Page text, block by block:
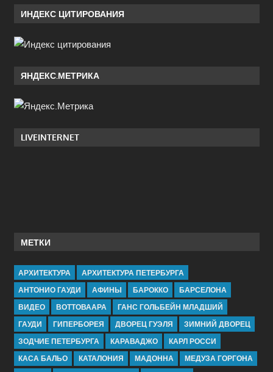
ИНДЕКС ЦИТИРОВАНИЯ
ЯНДЕКС.МЕТРИКА
LIVEINTERNET
МЕТКИ
АРХИТЕКТУРА
АРХИТЕКТУРА ПЕТЕРБУРГА
АНТОНИО ГАУДИ
АФИНЫ БАРОККО
БАРСЕЛОНА
ВИДЕО
ВОТТОВААРА
ГАНС ГОЛЬБЕЙН МЛАДШИЙ
ГАУДИ
ГИПЕРБОРЕЯ ДВОРЕЦ ГУЭЛЯ
ЗИМНИЙ ДВОРЕЦ
ЗОДЧИЕ ПЕТЕРБУРГА
КАРАВАДЖО
КАРЛ РОССИ
КАСА БАЛЬО
КАТАЛОНИЯ МАДОННА
МЕДУЗА ГОРГОНА